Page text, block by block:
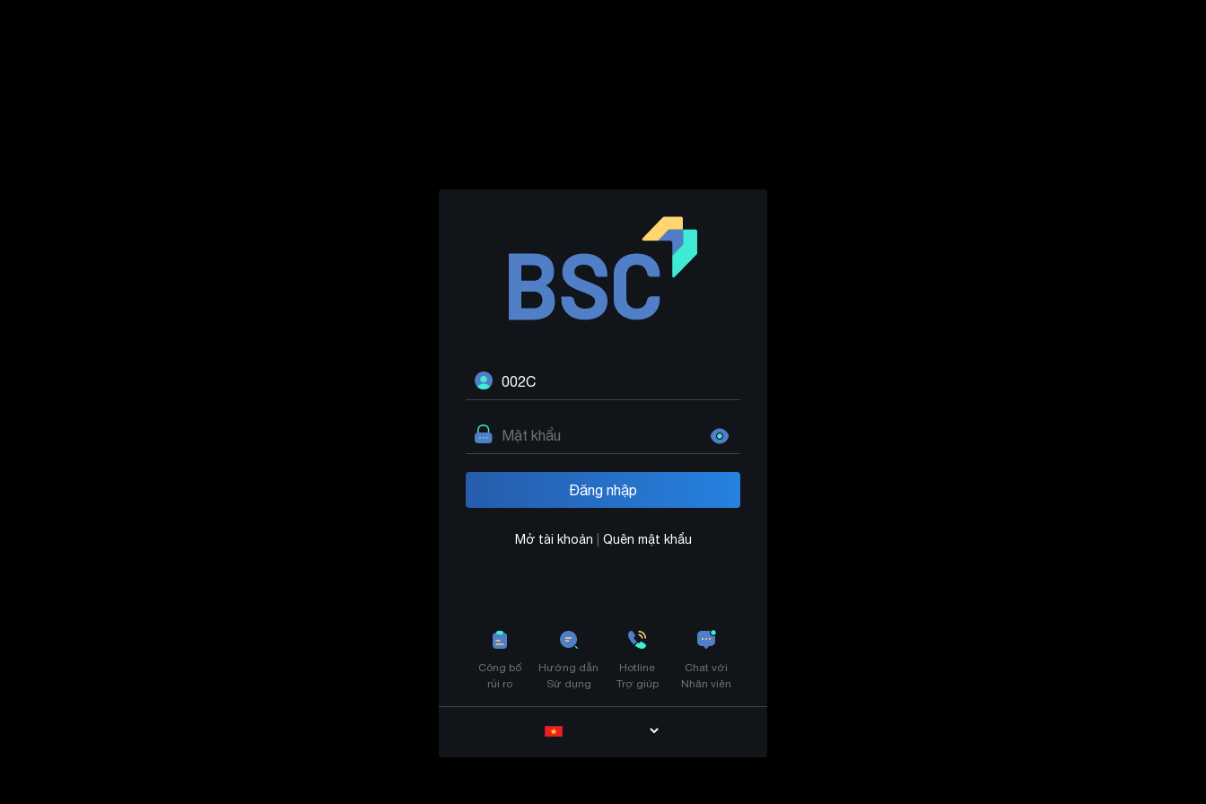
Mở tài khoản Quên mật khẩu
Công bố
rủi ro
Hướng dẫn
Sử dụng
Hotline
Trợ giúp
Chat với
Nhân viên